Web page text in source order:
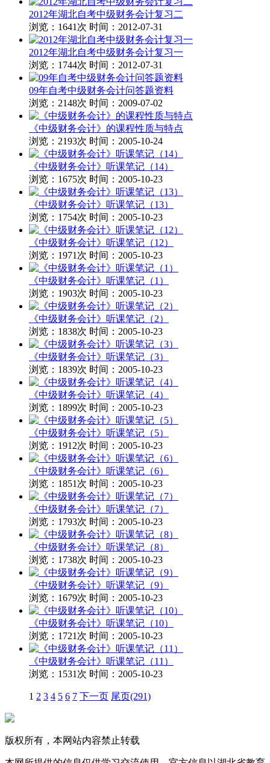
2012年湖北自考中级财务会计复习二
浏览：1641次 时间：2012-07-31
2012年湖北自考中级财务会计复习一
浏览：1744次 时间：2012-07-31
09年自考中级财务会计问答题资料
浏览：2148次 时间：2009-07-02
《中级财务会计》的课程性质与特点
浏览：2193次 时间：2005-10-24
《中级财务会计》听课笔记（14）
浏览：1675次 时间：2005-10-23
《中级财务会计》听课笔记（13）
浏览：1754次 时间：2005-10-23
《中级财务会计》听课笔记（12）
浏览：1971次 时间：2005-10-23
《中级财务会计》听课笔记（1）
浏览：1903次 时间：2005-10-23
《中级财务会计》听课笔记（2）
浏览：1838次 时间：2005-10-23
《中级财务会计》听课笔记（3）
浏览：1839次 时间：2005-10-23
《中级财务会计》听课笔记（4）
浏览：1899次 时间：2005-10-23
《中级财务会计》听课笔记（5）
浏览：1912次 时间：2005-10-23
《中级财务会计》听课笔记（6）
浏览：1851次 时间：2005-10-23
《中级财务会计》听课笔记（7）
浏览：1793次 时间：2005-10-23
《中级财务会计》听课笔记（8）
浏览：1738次 时间：2005-10-23
《中级财务会计》听课笔记（9）
浏览：1679次 时间：2005-10-23
《中级财务会计》听课笔记（10）
浏览：1721次 时间：2005-10-23
《中级财务会计》听课笔记（11）
浏览：1531次 时间：2005-10-23
1 2 3 4 5 6 7 下一页 尾页(291)
版权所有，本网站内容禁止转载